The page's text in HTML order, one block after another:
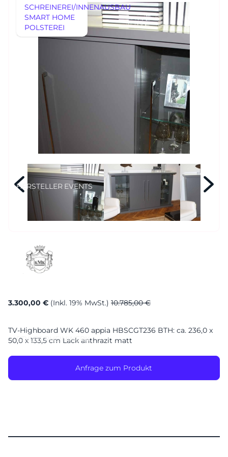
SCHREINEREI/INNENAUSBAU
SMART HOME
POLSTEREI
HERSTELLER EVENTS
STYLES RHEINWERK
UNSERE EXPERTISE
UNSERE EXPERTISE
REFERENZEN
HERSTELLER
STYLES
AUSSTELLUNGSSTÜCKE
AUSSTELLUNGSSTÜCKE
3.300,00 € (Inkl. 19% MwSt.) 10.785,00 €
TV-Highboard WK 460 appia HBSCGT236 BTH: ca. 236,0 x
50,0 x 133,5 cm Lack anthrazit matt
Anfrage zum Produkt
Königswinterer Str. 319
53639 Königswinter-Ittenbach
0 22 23 - 91 89 0
Di.-Fr. 10-18 Uhr